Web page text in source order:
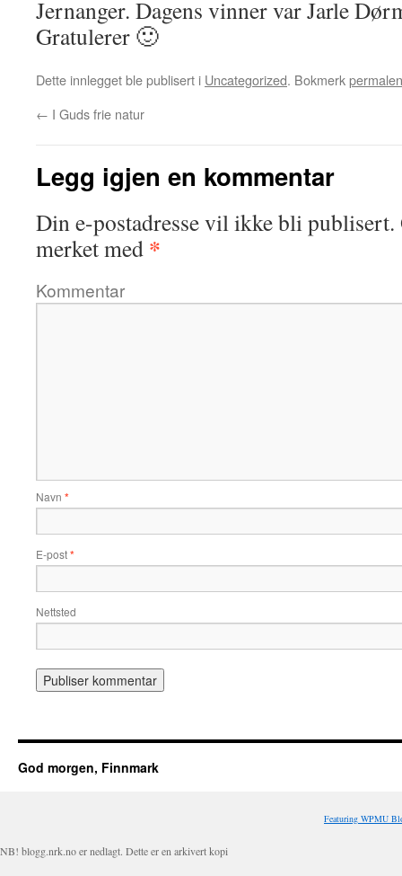
Jernanger. Dagens vinner var Jarle
Gratulerer 🙂
Dette innlegget ble publisert i Uncategorized. Bokmerk
← I Guds frie natur
Legg igjen en kommentar
Din e-postadresse vil ikke bli publisert.
merket med *
Kommentar
Navn *
E-post*
Nettsted
God morgen, Finnmark
Featuring WPMU
NB! blogg.nrk.no er nedlagt. Dette er en arkivert kopi